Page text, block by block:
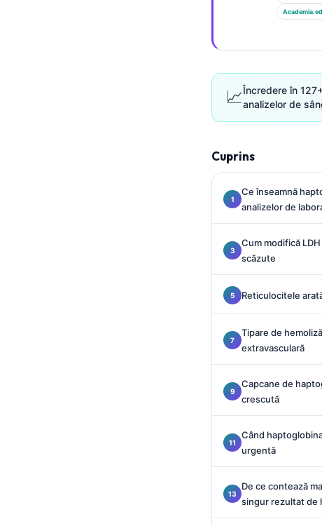
📈Încredere în
analizelor de
Cuprins
Ce înseamnă
analizelor de
Cum modifică
scăzute
Reticulocitele
Tipare de
extravasculară
Capcane de
crescută
Când
urgentă
De ce contează
singur rezultat de